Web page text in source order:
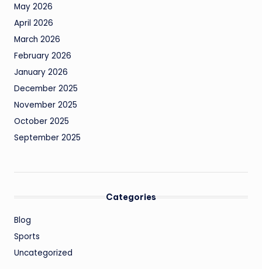
May 2026
April 2026
March 2026
February 2026
January 2026
December 2025
November 2025
October 2025
September 2025
Categories
Blog
Sports
Uncategorized